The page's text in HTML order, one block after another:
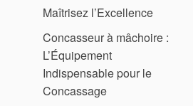
Maîtrisez l’Excellence
Concasseur à mâchoire :
L’Équipement
Indispensable pour le
Concassage